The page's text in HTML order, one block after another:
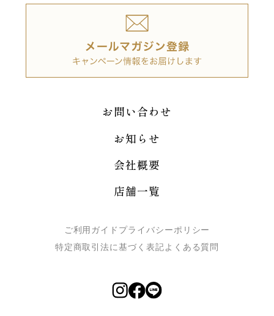
お問い合わせ
お知らせ
会社概要
店舗一覧
ご利用ガイド プライバシーポリシー
特定商取引法に基づく表記よくある質問